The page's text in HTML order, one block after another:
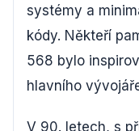
systémy a
kódy. Někteří
568 bylo
hlavního
V 90. letech, s